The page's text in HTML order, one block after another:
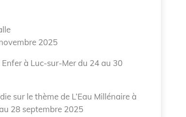
2025
à Luc-sur-Mer du 24 au 30
sur le thème de L’Eau Millénaire à
28 septembre 2025